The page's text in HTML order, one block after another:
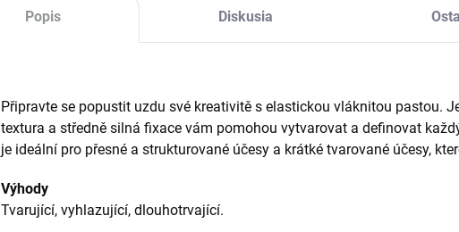
Popis Diskusia
Připravte se popustit uzdu své kreativitě s elastickou vláknitou pastou.
textura a středně silná fixace vám pomohou vytvarovat a definovat
je ideální pro přesné a strukturované účesy a krátké tvarované účesy,
Výhody
Tvarující, vyhlazující, dlouhotrvající.